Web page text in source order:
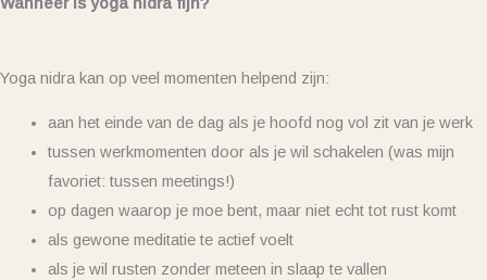
Wanneer is yoga nidra fijn?
Yoga nidra kan op veel momenten helpend zijn:
aan het einde van de dag als je hoofd nog vol zit van je werk
tussen werkmomenten door als je wil schakelen (was mijn
favoriet: tussen meetings!)
op dagen waarop je moe bent, maar niet echt tot rust komt
als gewone meditatie te actief voelt
als je wil rusten zonder meteen in slaap te vallen